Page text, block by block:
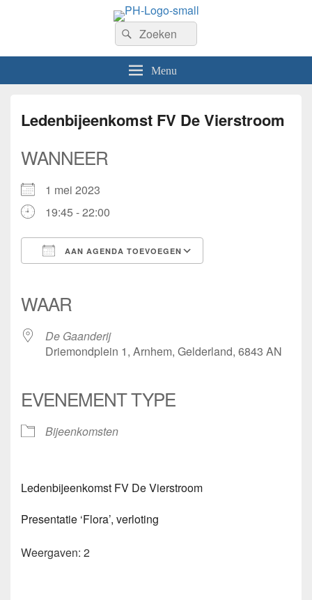
Welkom op de website van Postzegelvereniging PhilaHanze.
Zoeken
naar:
Zoeken
Menu
Ledenbijeenkomst FV De Vierstroom
WANNEER
1 mei 2023
19:45 - 22:00
AAN AGENDA TOEVOEGEN
WAAR
De Gaanderij
Driemondplein 1, Arnhem, Gelderland, 6843 AN
EVENEMENT TYPE
Bijeenkomsten
Ledenbijeenkomst FV De Vierstroom
Presentatie ‘Flora’, verloting
Weergaven: 2